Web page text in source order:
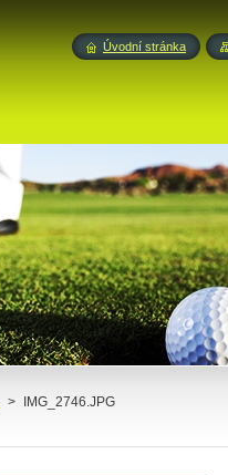
> IMG_2746.JPG
Úvodní stránka